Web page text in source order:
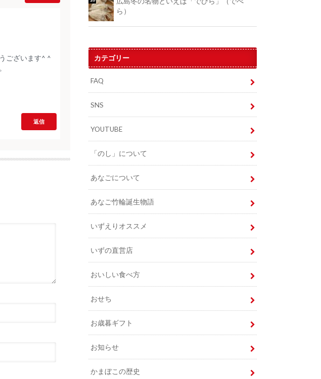
ございます^ ^
返信
ら）
カテゴリー
FAQ
SNS
YOUTUBE
「のし」について
あなごについて
あなご竹輪誕生物語
いずえりオススメ
いずの直営店
おいしい食べ方
おせち
お歳暮ギフト
お知らせ
かまぼこの歴史